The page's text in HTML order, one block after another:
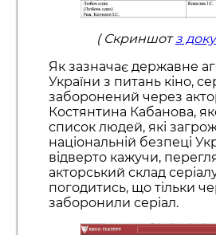
( Скриншотз
Як зазначає державне
України з питань кіно,
заборонений через
Костянтина Кабанова,
список людей, які
національній безпеці
відверто кажучи,
акторський склад
погодитись, що тільки
заборонили серіал.